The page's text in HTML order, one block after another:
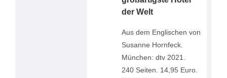
der Welt
Aus dem Englischen von
Susanne Hornfeck.
München: dtv 2021.
240 Seiten. 14,95 Euro.